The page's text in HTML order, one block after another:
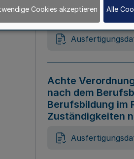
Gesetz zur
Achte
nach dem
Berufsbildung im
Zuständigkeiten
Cookies akzeptieren Alle